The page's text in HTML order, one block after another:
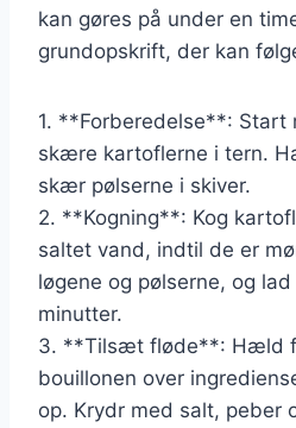
kan gøres på under en
grundopskrift, der kan
1. **Forberedelse**:
skære kartoflerne i tern.
skær pølserne i skiver.
2. **Kogning**: Kog
saltet vand, indtil de er
løgene og pølserne, og
minutter.
3. **Tilsæt fløde**: Hæld
bouillonen over
op. Krydr med salt, peber